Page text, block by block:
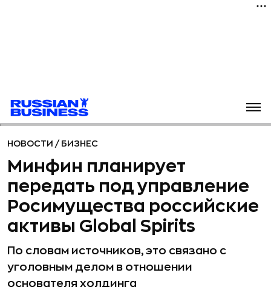
НОВОСТИ / БИЗНЕС
Минфин планирует
передать под управление
Росимущества российские
активы Global Spirits
По словам источников, это связано с
уголовным делом в отношении
основателя холдинга